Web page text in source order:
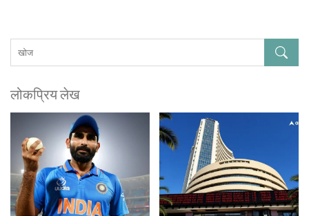
लोकप्रिय लेख